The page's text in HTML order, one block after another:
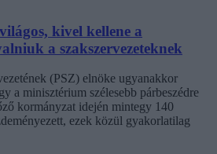
kivel kellene a
a szakszervezeteknek
(PSZ) elnöke ugyanakkor
a minisztérium szélesebb párbeszédre
kormányzat idején mintegy 140
ezek közül gyakorlatilag